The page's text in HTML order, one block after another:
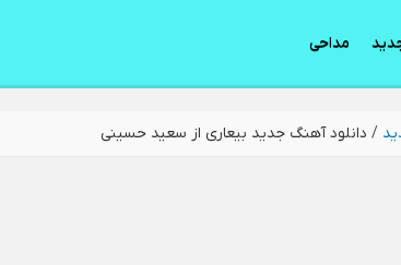
مداحی
/ دانلود آهنگ جدید بیعاری از سعید حسینی